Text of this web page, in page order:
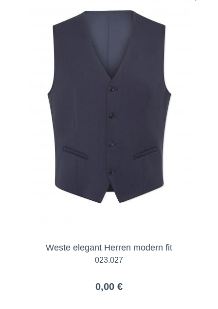
Weste elegant Herren modern fit
023.027
0,00 €